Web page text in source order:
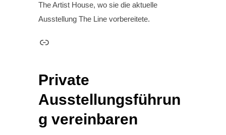
The Artist House, wo sie die aktuelle
Ausstellung The Line vorbereitete.
Link
Private
Ausstellungsführun
g vereinbaren